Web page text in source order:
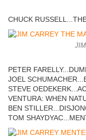
CHUCK
PETER
JOEL
STEVE
VENTURA: WHEN
BEN
TOM